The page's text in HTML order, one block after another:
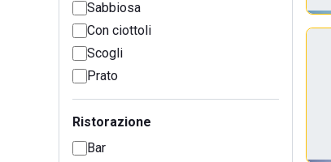
Sabbiosa
Con ciottoli
Scogli
Prato
Ristorazione
Bar